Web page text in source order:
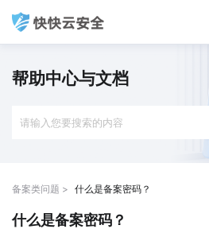
帮助中心与文档
备案类问题 > 什么是备案密码？
什么是备案密码？